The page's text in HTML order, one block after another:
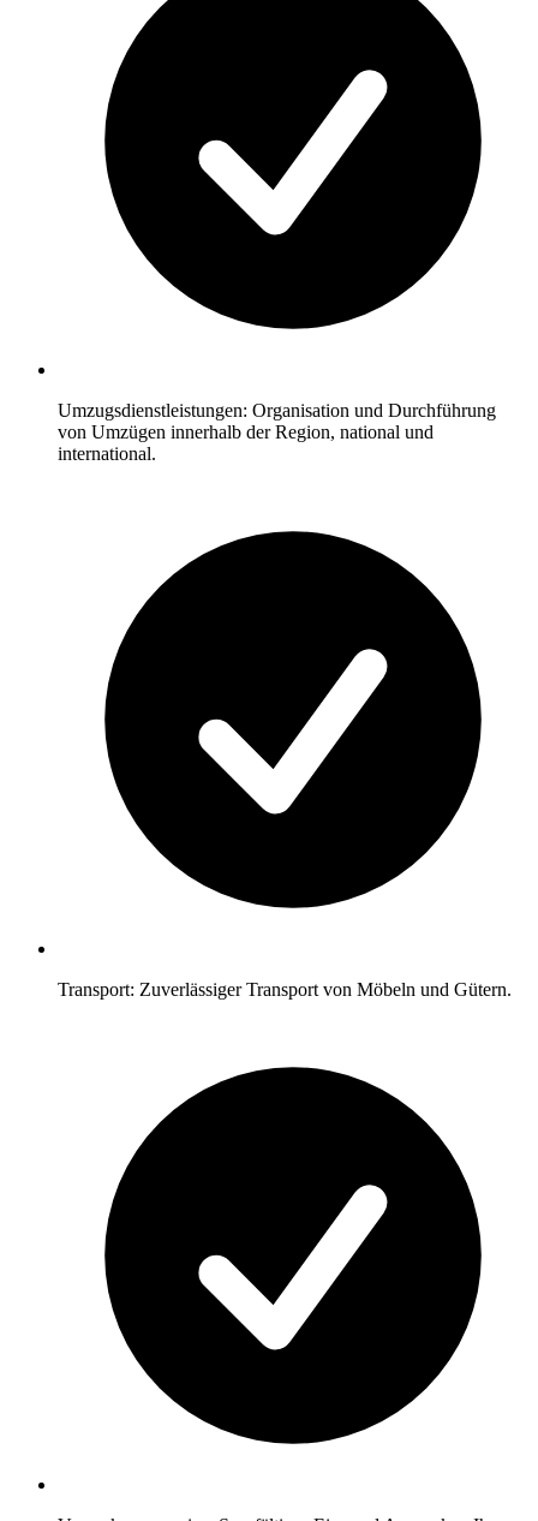
Umzugsdienstleistungen: Organisation und Durchführung
von Umzügen innerhalb der Region, national und
international.
Transport: Zuverlässiger Transport von Möbeln und Gütern.